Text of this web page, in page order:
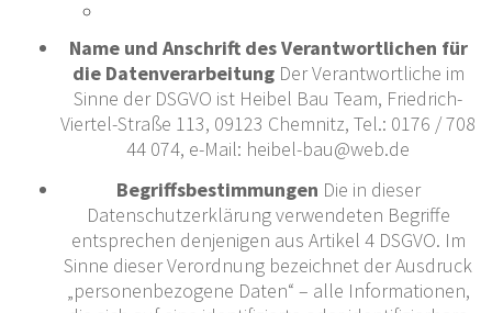
Name und Anschrift des Verantwortlichen für
die DatenverarbeitungDer Verantwortliche im
Sinne der DSGVO ist Heibel Bau Team, Friedrich-
Viertel-Straße 113, 09123 Chemnitz, Tel.: 0176 / 708
44 074, e-Mail: heibel-bau@web.de
Begriffsbestimmungen Die in dieser
Datenschutzerklärung verwendeten Begriffe
entsprechen denjenigen aus Artikel 4 DSGVO. Im
Sinne dieser Verordnung bezeichnet der Ausdruck
„personenbezogene Daten“ – alle Informationen,